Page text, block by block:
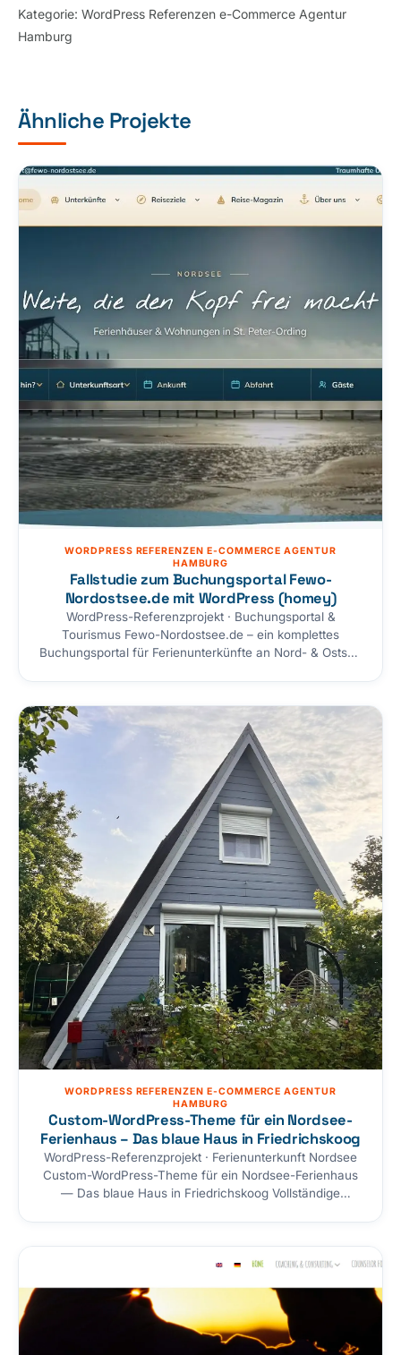
Kategorie: WordPress Referenzen e-Commerce Agentur
Hamburg
Ähnliche Projekte
Fallstudie zum Buchungsportal Fewo-
Nordostsee.de mit WordPress (homey)
WORDPRESS REFERENZEN E-COMMERCE AGENTUR
HAMBURG
WordPress-Referenzprojekt · Buchungsportal &
Tourismus Fewo-Nordostsee.de – ein komplettes
Buchungsportal für Ferienunterkünfte an Nord- & Ostsee
Vermietungsplattform entwickelt: Gastgeber legen ihre
Unterkünfte selbst an, verwalten Preise und Belegung
und wickeln Buchungen inklusive Anzahlung, Zahlung
und Rechnung ab. Über 50 maßgeschneiderte
Erweiterungen verwandeln ein…
Custom-WordPress-Theme für ein Nordsee-
Ferienhaus – Das blaue Haus in Friedrichskoog
WORDPRESS REFERENZEN E-COMMERCE AGENTUR
HAMBURG
WordPress-Referenzprojekt · Ferienunterkunft Nordsee
Custom-WordPress-Theme für ein Nordsee-Ferienhaus
— Das blaue Haus in Friedrichskoog Vollständige
WordPress-Theme ohne Page-Builder und ohne
Framework, mit eigenem Buchungsanfrage-Modul,
Widgets (DWD & BSH), vollständiger SEO-/JSON-LD-
Schicht und einer ruhigen, maritimen Designsprache.
Kunde Das…